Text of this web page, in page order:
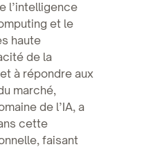
l’intelligence
et le
haute
de la
à répondre aux
marché,
de l’IA, a
cette
faisant